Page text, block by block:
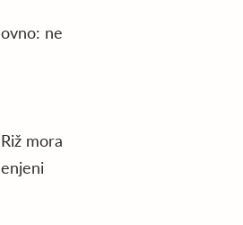
ne
mora